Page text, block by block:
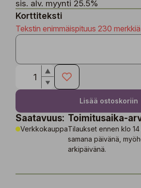
sis. alv. myynti 25.5%
Korttiteksti
Tekstin enimmäispituus 230 merkkiä
Lisää ostoskoriin
Saatavuus:
Verkkokauppa
Toimitusaika-
Tilaukset ennen klo 14
samana päivänä,
arkipäivänä.